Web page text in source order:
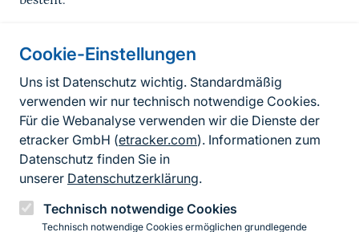
Cookie-Einstellungen
Uns ist Datenschutz wichtig. Standardmäßig
verwenden wir nur technisch notwendige Cookies.
Für die Webanalyse verwenden wir die Dienste der
etracker GmbH (etracker.com). Informationen zum
Datenschutz finden Sie in
unserer Datenschutzerklärung.
Technisch notwendige Cookies
Technisch notwendige Cookies ermöglichen grundlegende
Informationen zur Seite
FußzeileKontakt zum BfN
Kontaktformular
Erklärung zur Barrierefreiheit
Impressum